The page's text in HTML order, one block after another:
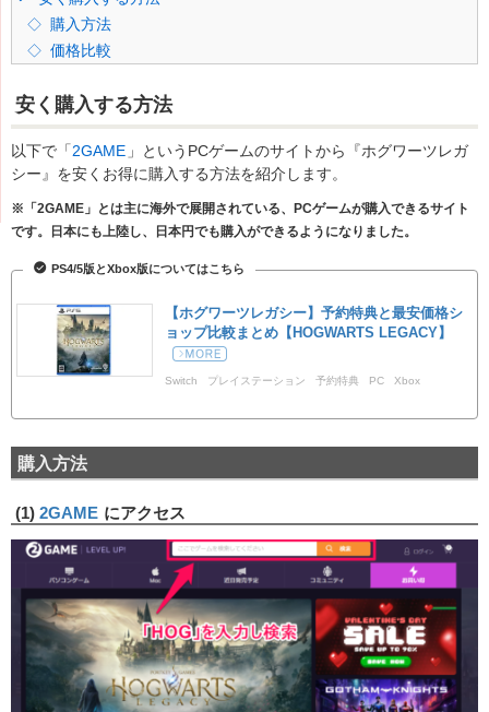
購入方法
価格比較
安く購入する方法
以下で「2GAME 」というPCゲームのサイトから『ホグワーツレガ
シー』を安くお得に購入する方法を紹介します。
※「2GAME」とは主に海外で展開されている、PCゲームが購入できるサイト
です。日本にも上陸し、日本円でも購入ができるようになりました。
PS4/5版とXbox版についてはこちら
【ホグワーツレガシー】予約特典と最安価格シ
ョップ比較まとめ【HOGWARTS LEGACY】
Switch プレイステーション 予約特典 PC Xbox
購入方法
(1) 2GAME にアクセス